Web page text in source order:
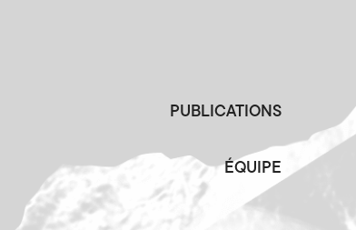
ÉQUIPE
PUBLICATIONS